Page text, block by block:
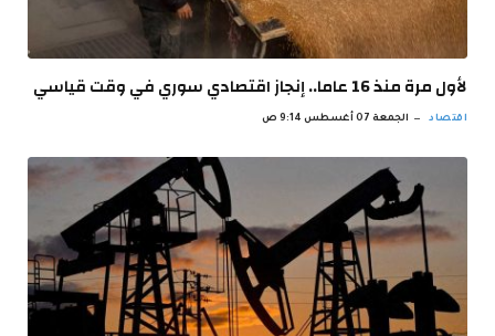
لأول مرة منذ 16 عاما.. إنجاز اقتصادي سوري في وقت قياسي
اقتصاد الجمعة 07 أغسطس 9:14 ص